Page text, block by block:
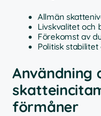
Allmän
Livskvalitet och
Förekomst av
Politisk
Användning
förmåner